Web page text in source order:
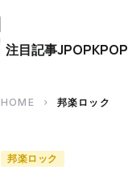
close
注目記事JPOPKPOP
HOME chevron_right 邦楽ロック
邦楽ロック